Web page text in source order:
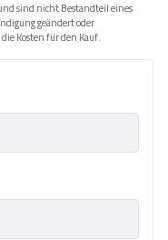
sind nicht Bestandteil eines
geändert oder
Kosten für den Kauf.